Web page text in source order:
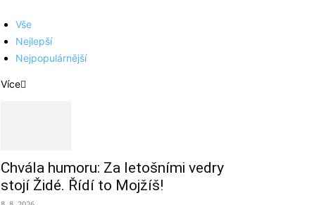
Vše
Nejlepší
Nejpopulárnější
Více
Chvála humoru: Za letošními vedry
stojí Židé. Řídí to Mojžíš!